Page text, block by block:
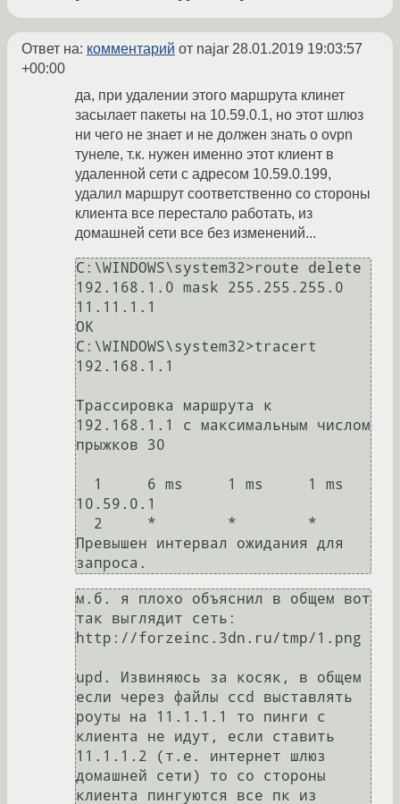
Ответ на: комментарий от najar 28.01.2019 19:03:57
+00:00
да, при удалении этого маршрута клинет
засылает пакеты на 10.59.0.1, но этот шлюз
ни чего не знает и не должен знать о ovpn
тунеле, т.к. нужен именно этот клиент в
удаленной сети с адресом 10.59.0.199,
удалил маршрут соответственно со стороны
клиента все перестало работать, из
домашней сети все без изменений...
C:\WINDOWS\system32>route delete
192.168.1.0 mask 255.255.255.0
11.11.1.1
OK
C:\WINDOWS\system32>tracert
192.168.1.1
Трассировка маршрута к
192.168.1.1 с максимальным числом
прыжков 30
10.59.0.1
Превышен интервал ожидания для
запроса.
м.б. я плохо объяснил в общем вот
так выглядит сеть:
http://forzeinc.3dn.ru/tmp/1.png
upd. Извиняюсь за косяк, в общем
если через файлы ccd выставлять
роуты на 11.1.1.1 то пинги с
клиента не идут, если ставить
11.1.1.2 (т.е. интернет шлюз
домашней сети) то со стороны
клиента пингуются все пк из